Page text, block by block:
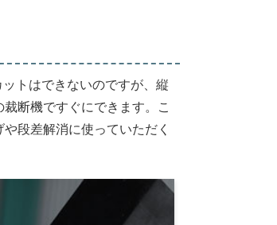
トはできないのですが、縦
断機ですぐにできます。こ
段差解消に使っていただく